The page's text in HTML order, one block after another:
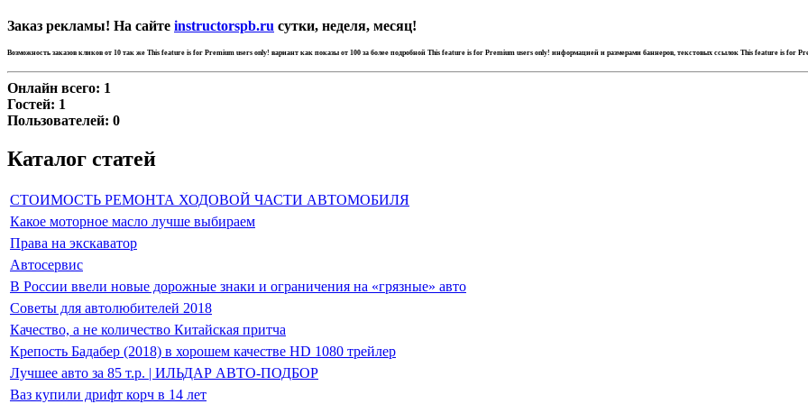
Заказ рекламы! На сайте instructorspb.ru сутки, неделя, месяц!
Возможность заказов кликов от 10 так же This feature is for Premium users only! вариант как показы от 100 за более подробной This feature is for Premium users only! информацией и размерами баннеров, текстовых ссылок This feature is for
Онлайн всего: 1
Гостей: 1
Пользователей: 0
Каталог статей
СТОИМОСТЬ РЕМОНТА ХОДОВОЙ ЧАСТИ АВТОМОБИЛЯ
Какое моторное масло лучше выбираем
Права на экскаватор
Автосервис
В России ввели новые дорожные знаки и ограничения на «грязные» авто
Советы для автолюбителей 2018
Качество, а не количество Китайская притча
Крепость Бадабер (2018) в хорошем качестве HD 1080 трейлер
Лучшее авто за 85 т.р. | ИЛЬДАР АВТО-ПОДБОР
Ваз купили дрифт корч в 14 лет